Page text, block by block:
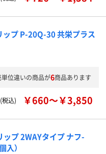
ップ P-20Q-30 共栄プラス
単位違いの商品が6商品あります
税込) ￥660～￥3,850
ップ 2WAYタイプ ナフ-
入）